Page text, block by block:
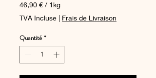
46,90 € / 1kg
46,90 €
pour
Kilogramme
TVA Incluse | Frais de Livraison
Quantité *